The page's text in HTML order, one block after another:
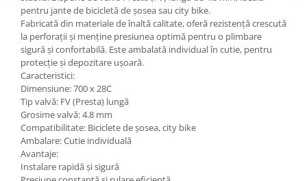
pentru jante de bicicletă de șosea sau city bike.
Fabricată din materiale de înaltă calitate, oferă rezistență crescută
la perforații și menține presiunea optimă pentru o plimbare
sigură și confortabilă. Este ambalată individual în cutie, pentru
protecție și depozitare ușoară.
Caracteristici:
Dimensiune: 700 x 28C
Tip valvă: FV (Presta) lungă
Grosime valvă: 4.8 mm
Compatibilitate: Biciclete de șosea, city bike
Ambalare: Cutie individuală
Avantaje:
Instalare rapidă și sigură